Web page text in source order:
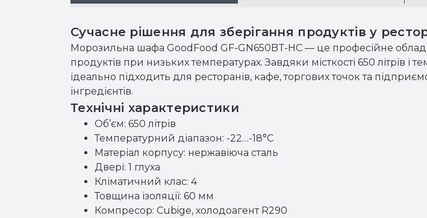
Сучасне рішення для зберігання продуктів у
Морозильна шафа GoodFood GF-GN650BT-HC — це професійне
продуктів при низьких температурах. Завдяки місткості 650 літрів
ідеально підходить для ресторанів, кафе, торгових точок та
інгредієнтів.
Технічні характеристики
Об’єм: 650 літрів
Температурний діапазон: -22…-18°C
Матеріал корпусу: нержавіюча сталь
Двері: 1 глуха
Кліматичний клас: 4
Товщина ізоляції: 60 мм
Компресор: Cubige, холодоагент R290